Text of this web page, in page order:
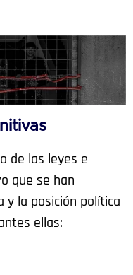
de las leyes e
que se han
y la posición política
ellas: